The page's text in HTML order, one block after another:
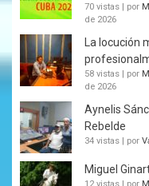
70 vistas | por
de 2026
La locución
58 vistas | por
de 2026
Aynelis
Rebelde
34 vistas | por
Miguel